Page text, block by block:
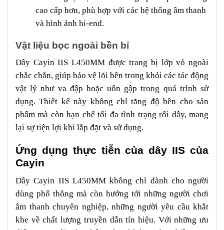
cao cấp hơn, phù hợp với các hệ thống âm thanh
và hình ảnh hi-end.
Vật liệu bọc ngoài bền bỉ
Dây Cayin IIS L450MM được trang bị lớp vỏ ngoài
chắc chắn, giúp bảo vệ lõi bên trong khỏi các tác động
vật lý như va đập hoặc uốn gập trong quá trình sử
dụng. Thiết kế này không chỉ tăng độ bền cho sản
phẩm mà còn hạn chế tối đa tình trạng rối dây, mang
lại sự tiện lợi khi lắp đặt và sử dụng.
Ứng dụng thực tiễn của dây IIS của
Cayin
Dây Cayin IIS L450MM không chỉ dành cho người
dùng phổ thông mà còn hướng tới những người chơi
âm thanh chuyên nghiệp, những người yêu cầu khắt
khe về chất lượng truyền dẫn tín hiệu. Với những ưu